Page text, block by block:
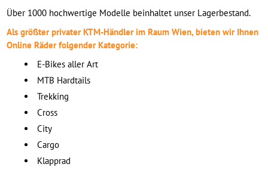
Über 1000 hochwertige Modelle beinhaltet unser Lagerbestand.
Als größter privater KTM-Händler im Raum Wien, bieten wir Ihnen
Online Räder folgender Kategorie:
E-Bikes aller Art
MTB Hardtails
Trekking
Cross
City
Cargo
Klapprad